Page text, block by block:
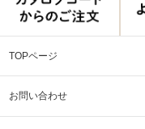
TOPページ
お問い合わせ